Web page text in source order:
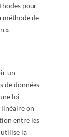
pour
méthode de
».
un
de données
loi
linéaire on
entre les
utilise la